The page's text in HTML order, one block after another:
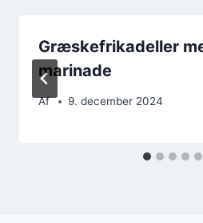
Græskefrikadeller
marinade
Af 9. december 2024